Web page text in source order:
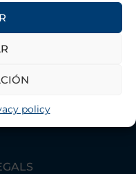
policy
Team
of Scientists Alicia
Foundation